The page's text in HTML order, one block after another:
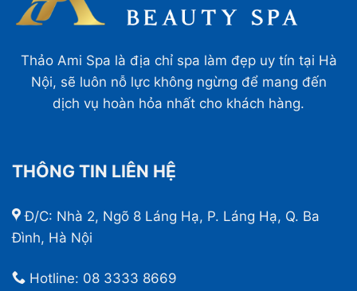
Thảo Ami Spa là địa chỉ spa làm đẹp uy tín tại Hà
Nội, sẽ luôn nỗ lực không ngừng để mang đến
dịch vụ hoàn hỏa nhất cho khách hàng.
THÔNG TIN LIÊN HỆ
Đ/C: Nhà 2, Ngõ 8 Láng Hạ, P. Láng Hạ, Q. Ba
Đình, Hà Nội
Hotline: 08 3333 8669